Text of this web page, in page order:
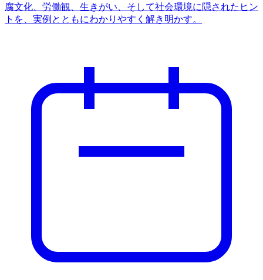
腐文化、労働観、生きがい、そして社会環境に隠されたヒン
トを、実例とともにわかりやすく解き明かす。